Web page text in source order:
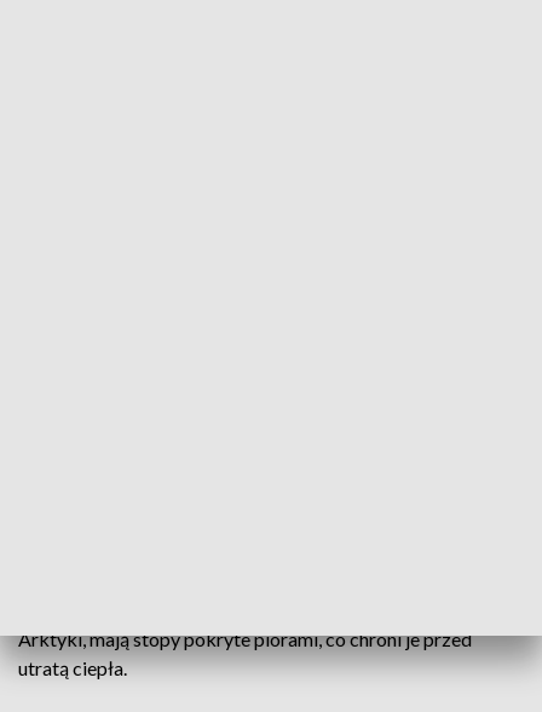
Arktyki, mają stopy pokryte piórami, co chroni je przed
utratą ciepła.